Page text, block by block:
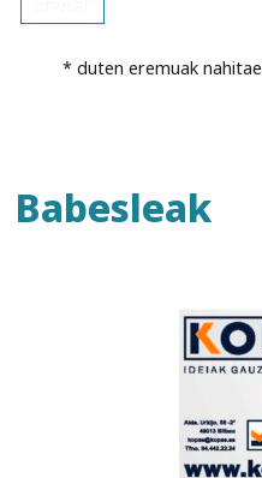
* duten eremuak
Babesleak